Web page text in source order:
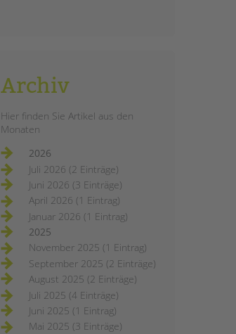
Archiv
Hier finden Sie Artikel aus den
Monaten
2026
Juli 2026 (2 Einträge)
Juni 2026 (3 Einträge)
April 2026 (1 Eintrag)
Januar 2026 (1 Eintrag)
2025
November 2025 (1 Eintrag)
September 2025 (2 Einträge)
August 2025 (2 Einträge)
Juli 2025 (4 Einträge)
Juni 2025 (1 Eintrag)
Mai 2025 (3 Einträge)